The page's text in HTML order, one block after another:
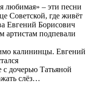
любимая» – эти песни
Советской, где живёт
Евгений Борисович
артистам подпевали
калининцы. Евгений
с дочерью Татьяной
слёз…